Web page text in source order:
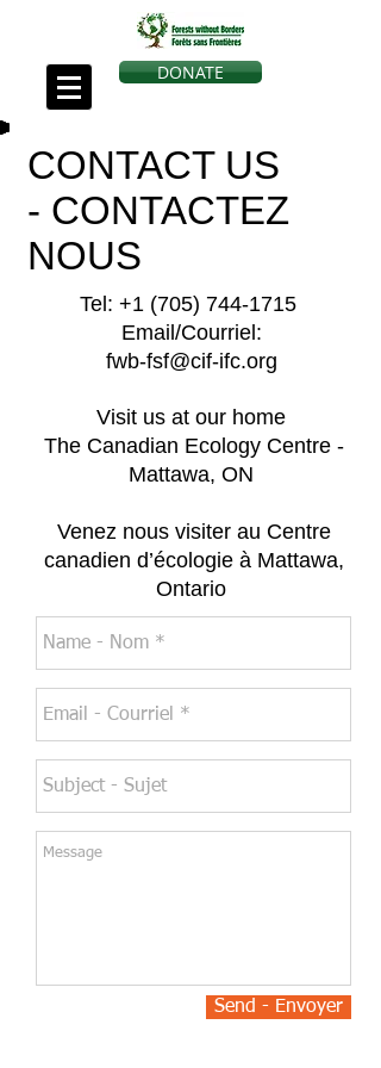
DONATE
CONTACT US
- CONTACTEZ
NOUS
Tel: +1 (705) 744-1715
Email/Courriel:
fwb-fsf@cif-ifc.org
Visit us at our home
The Canadian Ecology Centre -
Mattawa, ON
Venez nous visiter au Centre
canadien d’écologie à Mattawa,
Ontario
Send - Envoyer